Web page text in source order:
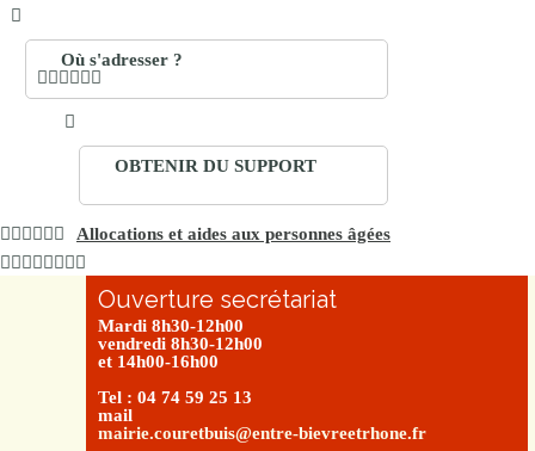
Où s'adresser ?
OBTENIR DU SUPPORT
Allocations et aides aux personnes âgées
Ouverture secrétariat
Mardi 8h30-12h00
vendredi 8h30-12h00
et 14h00-16h00
Tel : 04 74 59 25 13
mail
mairie.couretbuis@entre-bievreetrhone.fr